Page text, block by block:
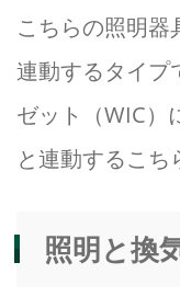
こちらの照明器
連動するタイプ
ゼット（WIC）
と連動するこち
照明と換